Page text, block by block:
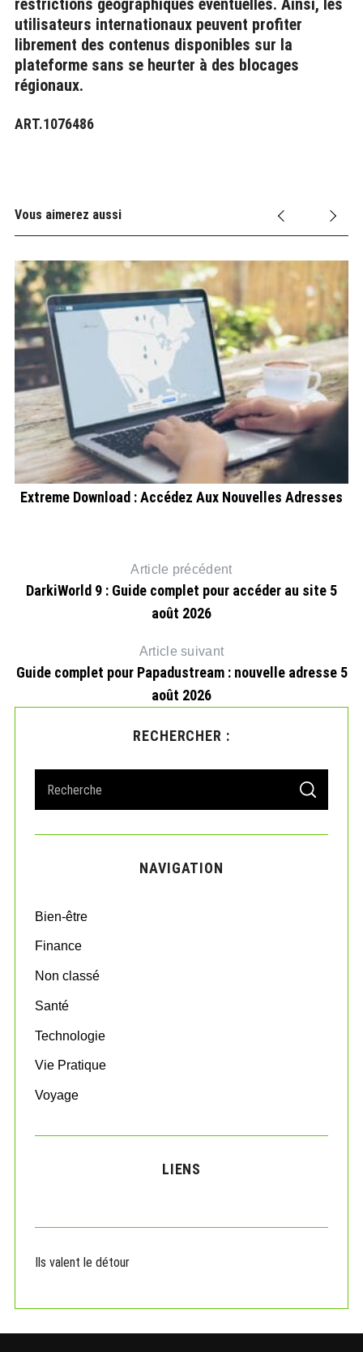
restrictions géographiques éventuelles. Ainsi, les
utilisateurs internationaux peuvent profiter
librement des contenus disponibles sur la
plateforme sans se heurter à des blocages
régionaux.
ART.1076486
Vous aimerez aussi
Extreme Download : Accédez Aux Nouvelles Adresses
Article précédent
DarkiWorld 9 : Guide complet pour accéder au site 5
août 2026
Article suivant
Guide complet pour Papadustream : nouvelle adresse 5
août 2026
RECHERCHER :
a
r
o
:
S
A
C
NAVIGATION
Bien-être
Finance
Non classé
Santé
Technologie
Vie Pratique
Voyage
LIENS
Ils valent le détour